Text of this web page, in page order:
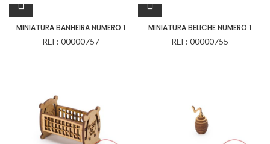
MINIATURA BANHEIRA NUMERO 1
REF: 00000757
MINIATURA BELICHE NUMERO 1
REF: 00000755